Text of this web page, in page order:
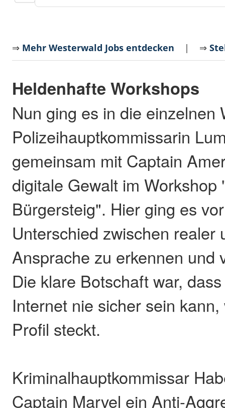
⇒ Mehr Westerwald Jobs entdecken | ⇒
Heldenhafte Workshops
Nun ging es in die einzelnen
Polizeihauptkommissarin
gemeinsam mit Captain
digitale Gewalt im Workshop
Bürgersteig". Hier ging es
Unterschied zwischen realer
Ansprache zu erkennen und
Die klare Botschaft war,
Internet nie sicher sein
Profil steckt.
Kriminalhauptkommissar
Captain Marvel ein Anti-